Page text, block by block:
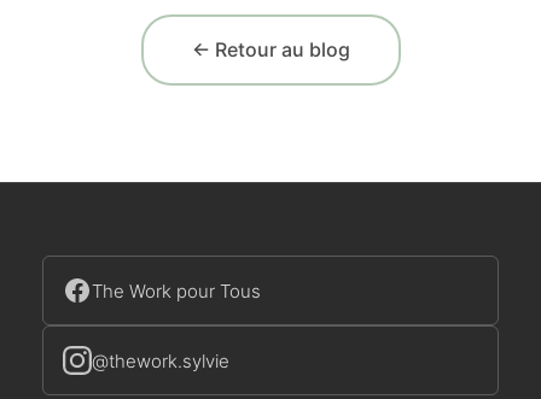
← Retour au blog
The Work pour Tous
@thework.sylvie